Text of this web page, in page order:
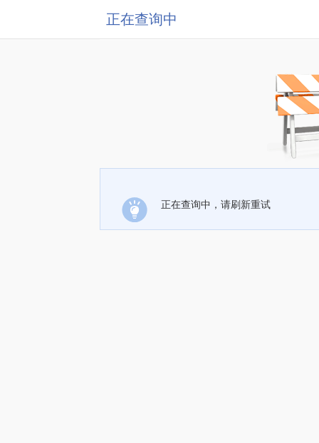
正在查询中
正在查询中，请刷新重试